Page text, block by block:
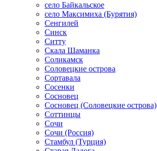
село Байкальское
село Максимиха (Бурятия)
Сенгилей
Синск
Ситту
Скала Шаманка
Соликамск
Соловецкие острова
Сортавала
Сосенки
Сосновец
Сосновец (Соловецкие острова)
Соттинцы
Сочи
Сочи (Россия)
Стамбул (Турция)